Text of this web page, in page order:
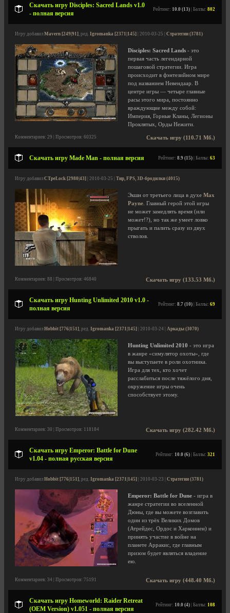
Скачать игру Disciples: Sacred Lands v1.0
- полная версия
Рейтинг: 10.0 (13) | Баллы: 802
Игру добавил Mavern [249|91], ред. Igromanka [2371|145] | 2010-03-25 | Стратегии (3781)
Disciples: Sacred Lands - это
первая часть легендарной
пошаговой стратегии. Игра
происходит в фэнтезийном мире
под названием Невендаар. В
центре игры — четыре главные
расы этого мира, постоянно
враждующие между собой:
Империя, Горные Кланы, Легионы
Проклятых, Орды Нежити.
Скачать игру (110.71 Мб.)
Комментариев: 29 | Просмотров: 60325
Скачать игру Made Man - полная версия Рейтинг: 8.9 (15) | Баллы: 63
Игру добавил CTpeLock [2980|43] | 2010-03-25 | Тир, FPS, 3D-бродилки (4015)
Экшн от третьего лица в духе Max
Payne . Главный герой этой игры
не может замедлять время (или
может!?), но так же умеет ловко
прыгать и палить сразу из двух
стволов.
Скачать игру (133.53 Мб.)
Комментариев: 88 | Просмотров: 46840
Скачать игру Hunting Unlimited 2010 v1.0 -
полная версия
Рейтинг: 8.7 (10) | Баллы: 69
Игру добавил Hobbit [776|151], ред. Igromanka [2371|145] | 2010-03-24 | Аркады (3070)
Hunting Unlimited 2010 - это игра
в жанре «симулятор охоты», где
вы выступаете в роли охотника.
Игра для тех, кто хочет
расслабиться после тяжёлого дня,
окружение игры очень
способствует этому.
Скачать игру (282.42 Мб.)
Комментариев: 30 | Просмотров: 118184
Скачать игру Emperor: Battle for Dune
v1.04 - полная русская версия
Рейтинг: 10.0 (6) | Баллы: 321
Игру добавил Hobbit [776|151], ред. Igromanka [2371|145] | 2010-03-23 | Стратегии (3781)
Emperor: Battle for Dune - игра в
жанре стратегии во вселенной
Дюны, где вы можете возглавить
один из трёх Великих Домов
(Атрейдес, Ордос и Харконнен) и
принять участие в войне на
планете Арракис, где главным
призом будет являться владение
ею.
Скачать игру (448.40 Мб.)
Комментариев: 34 | Просмотров: 75191
Скачать игру Homeworld: Raider Retreat
(OEM Version) v1.051 - полная версия
Рейтинг: 10.0 (4) | Баллы: 108